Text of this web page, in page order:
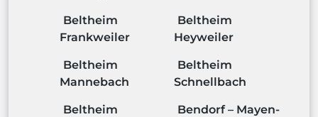
Beltheim
Frankweiler
Beltheim
Heyweiler
Beltheim
Mannebach
Beltheim
Schnellbach
Beltheim
Bendorf – Mayen-